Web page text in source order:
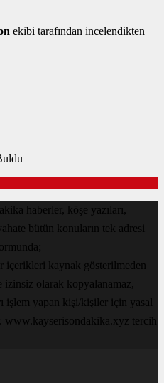
ekibi tarafından incelendikten
haberler, köşe yazıları,
bütün konuların tek adresi
içerikleri kaynak gösterilmeden
izinsiz olarak kopyalanamaz,
işlem yapan kişi/kişiler için yasal
www.kayserisondakika.xyz tercih